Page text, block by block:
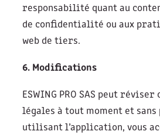
responsabilité quant au
de confidentialité ou aux
web de tiers.
6. Modifications
ESWING PRO SAS peut
légales à tout moment et sans
utilisant l’application, vous